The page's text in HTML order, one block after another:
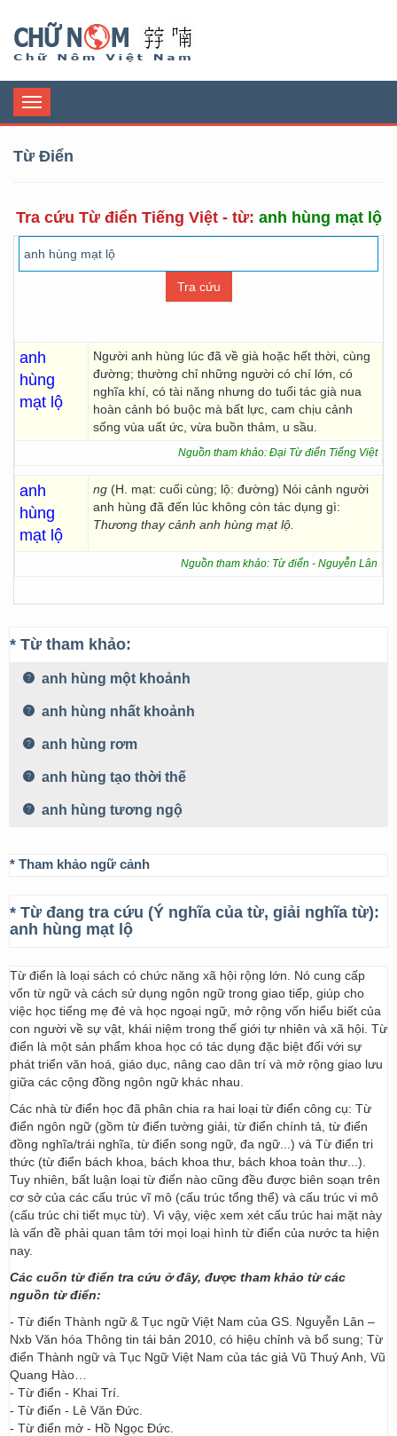
Toggle
navigation
Từ Điển
Tra cứu Từ điển Tiếng Việt - từ: anh hùng mạt lộ
anh
hùng
mạt lộ
Người anh hùng lúc đã về già hoặc hết thời, cùng
đường; thường chỉ những người có chí lớn, có
nghĩa khí, có tài năng nhưng do tuổi tác già nua
hoàn cảnh bó buộc mà bất lực, cam chịu cảnh
sống vùa uất ức, vừa buồn thảm, u sầu.
Nguồn tham khảo: Đại Từ điển Tiếng Việt
anh
hùng
mạt lộ
ng (H. mạt: cuối cùng; lộ: đường) Nói cảnh người
anh hùng đã đến lúc không còn tác dụng gì:
Thương thay cảnh anh hùng mạt lộ.
Nguồn tham khảo: Từ điển - Nguyễn Lân
* Từ tham khảo:
anh hùng một khoảnh
anh hùng nhất khoảnh
anh hùng rơm
anh hùng tạo thời thế
anh hùng tương ngộ
* Tham khảo ngữ cảnh
* Từ đang tra cứu (Ý nghĩa của từ, giải nghĩa từ):
anh hùng mạt lộ
Từ điển là loại sách có chức năng xã hội rộng lớn. Nó cung cấp
vốn từ ngữ và cách sử dụng ngôn ngữ trong giao tiếp, giúp cho
việc học tiếng mẹ đẻ và học ngoại ngữ, mở rộng vốn hiểu biết của
con người về sự vật, khái niệm trong thế giới tự nhiên và xã hội. Từ
điển là một sản phẩm khoa học có tác dụng đặc biệt đối với sự
phát triển văn hoá, giáo dục, nâng cao dân trí và mở rộng giao lưu
giữa các cộng đồng ngôn ngữ khác nhau.
Các nhà từ điển học đã phân chia ra hai loại từ điển công cụ: Từ
điển ngôn ngữ (gồm từ điển tường giải, từ điển chính tả, từ điển
đồng nghĩa/trái nghĩa, từ điển song ngữ, đa ngữ...) và Từ điển tri
thức (từ điển bách khoa, bách khoa thư, bách khoa toàn thư...).
Tuy nhiên, bất luận loại từ điển nào cũng đều được biên soạn trên
cơ sở của các cấu trúc vĩ mô (cấu trúc tổng thể) và cấu trúc vi mô
(cấu trúc chi tiết mục từ). Vì vậy, việc xem xét cấu trúc hai mặt này
là vấn đề phải quan tâm tới mọi loại hình từ điển của nước ta hiện
nay.
Các cuốn từ điển tra cứu ở đây, được tham khảo từ các
nguồn từ điển:
- Từ điển Thành ngữ & Tục ngữ Việt Nam của GS. Nguyễn Lân –
Nxb Văn hóa Thông tin tái bản 2010, có hiệu chỉnh và bổ sung; Từ
điển Thành ngữ và Tục Ngữ Việt Nam của tác giả Vũ Thuý Anh, Vũ
Quang Hào…
- Từ điển - Khai Trí.
- Từ điển - Lê Văn Đức.
- Từ điển mở - Hồ Ngọc Đức.